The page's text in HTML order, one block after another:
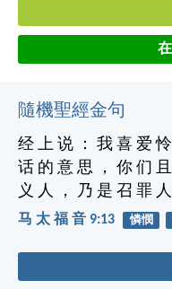
隨機聖經金句
经 上 说 ： 我 喜 爱
话 的 意 思 ， 你 们
义 人 ， 乃 是 召 罪 人
马 太 福 音 9:13 憐憫